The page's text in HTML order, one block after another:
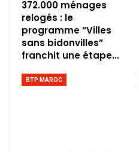
372.000 ménages
relogés : le
programme “Villes
sans bidonvilles”
franchit une étape…
BTP MAROC